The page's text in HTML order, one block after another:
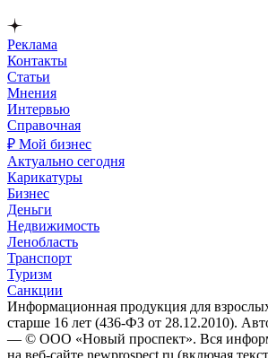
Реклама
Контакты
Статьи
Мнения
Интервью
Справочная
₽ Мой бизнес
Актуально сегодня
Карикатуры
Бизнес
Деньги
Недвижимость
Ленобласть
Транспорт
Туризм
Санкции
Информационная продукция для
старше 16 лет (436-ФЗ от 28.12.2010).
— © ООО «Новый проспект». Вся
на веб-сайте newprospect.ru (включая